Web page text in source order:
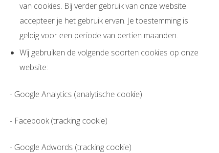
van cookies. Bij verder gebruik van onze website
accepteer je het gebruik ervan. Je toestemming is
geldig voor een periode van dertien maanden.
Wij gebruiken de volgende soorten cookies op onze
website:
- Google Analytics (analytische cookie)
- Facebook (tracking cookie)
- Google Adwords (tracking cookie)